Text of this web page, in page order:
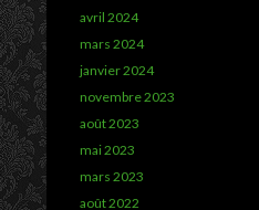
avril 2024
mars 2024
janvier 2024
novembre 2023
août 2023
mai 2023
mars 2023
août 2022